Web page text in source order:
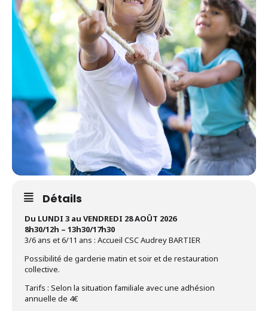
Détails
Du LUNDI 3 au VENDREDI 28 AOÛT 2026
8h30/12h – 13h30/17h30
3/6 ans et 6/11 ans : Accueil CSC Audrey BARTIER
Possibilité de garderie matin et soir et de restauration
collective.
Tarifs : Selon la situation familiale avec une adhésion
annuelle de 4€